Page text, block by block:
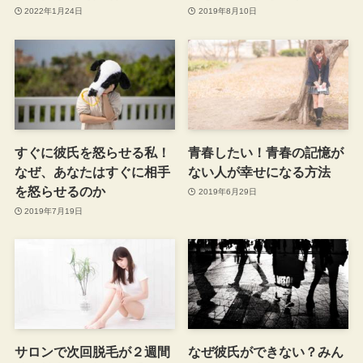
2022年1月24日 2019年8月10日
すぐに彼氏を怒らせる私！
なぜ、あなたはすぐに相手
を怒らせるのか
2019年7月19日
青春したい！青春の記憶が
ない人が幸せになる方法
2019年6月29日
サロンで次回脱毛が２週間
なぜ彼氏ができない？みん